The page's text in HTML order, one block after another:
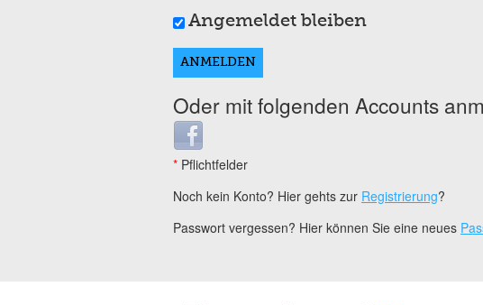
Angemeldet bleiben
Oder mit folgenden Accounts
Login with Facebook
* Pflichtfelder
Noch kein Konto? Hier gehts zur Registrierung?
Passwort vergessen? Hier können Sie eine neues